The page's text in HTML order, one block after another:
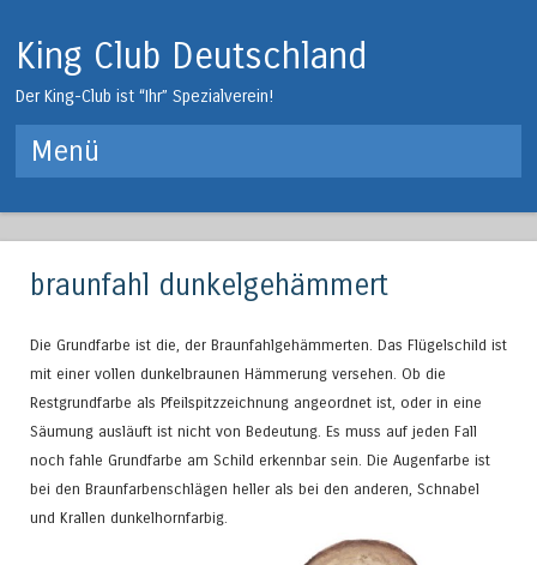
King Club Deutschland
Der King-Club ist “Ihr” Spezialverein!
Menü
braunfahl dunkelgehämmert
Die Grundfarbe ist die, der Braunfahlgehämmerten. Das Flügelschild ist
mit einer vollen dunkelbraunen Hämmerung versehen. Ob die
Restgrundfarbe als Pfeilspitzzeichnung angeordnet ist, oder in eine
Säumung ausläuft ist nicht von Bedeutung. Es muss auf jeden Fall
noch fahle Grundfarbe am Schild erkennbar sein. Die Augenfarbe ist
bei den Braunfarbenschlägen heller als bei den anderen, Schnabel
und Krallen dunkelhornfarbig.